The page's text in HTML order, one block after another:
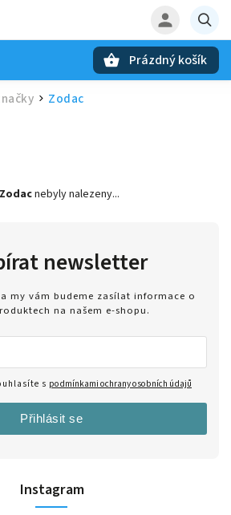
Prázdný košík
/ Zodac
Zodacnebyly nalezeny...
Instagram
newsletter
my vám budeme zasílat informace o
na našem e-shopu.
s podmínkami ochrany osobních údajů
Přihlásit se